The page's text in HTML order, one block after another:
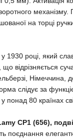
механізму.
на торці
році, який
відрізняється
Німеччина,
слідує за
80 країнах
CP1 (656),
поєднання